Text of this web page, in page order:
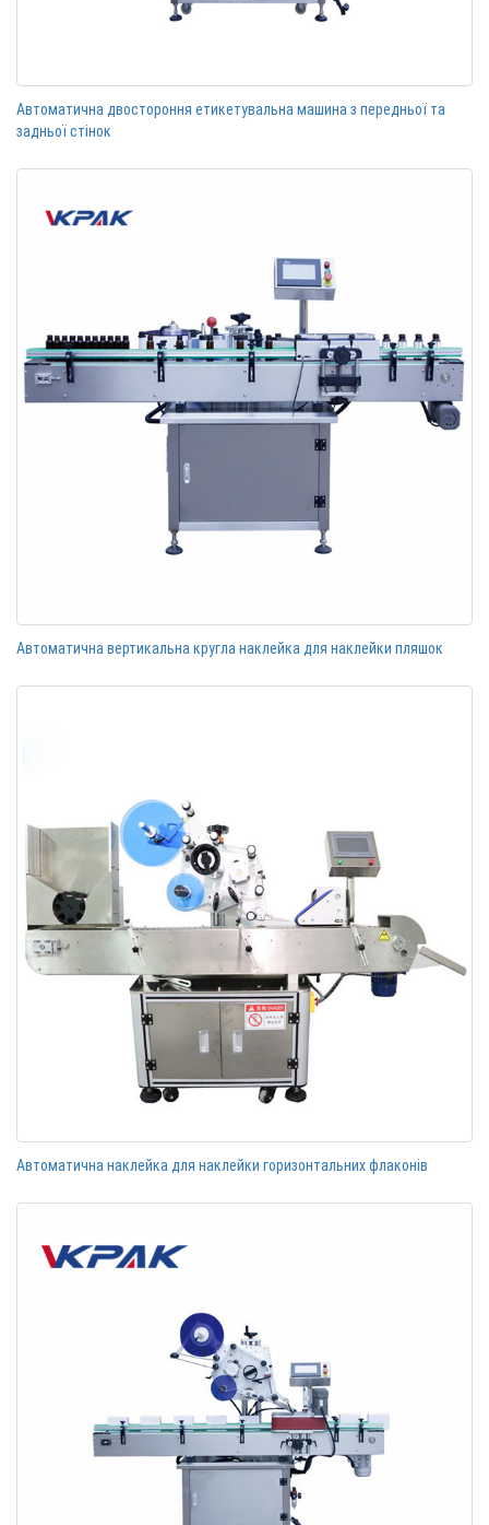
Автоматична двостороння етикетувальна машина з передньої та
задньої стінок
Автоматична вертикальна кругла наклейка для наклейки пляшок
Автоматична наклейка для наклейки горизонтальних флаконів